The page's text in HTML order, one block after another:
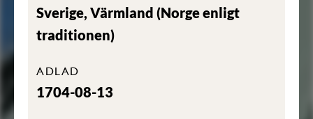
Sverige, Värmland (Norge enligt
traditionen)
ADLAD
1704-08-13